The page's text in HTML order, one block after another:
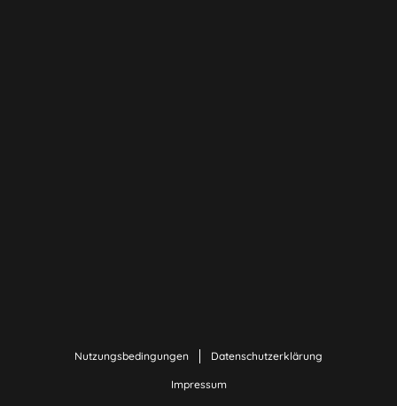
Nutzungsbedingungen Datenschutzerklärung
Impressum